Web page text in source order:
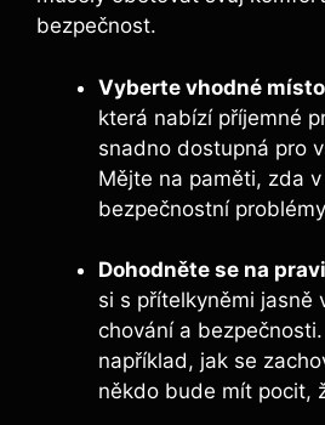
bezpečnost.
Vyberte vhodné
která nabízí příjemné
snadno dostupná pro
Mějte na paměti, zda
bezpečnostní
Dohodněte se na
si s přítelkyněmi jasně
chování a
například, jak se
někdo bude mít pocit,